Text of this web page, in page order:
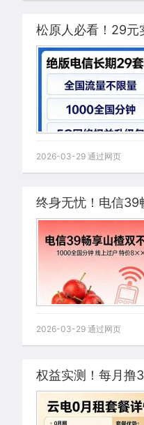
松原人必看！29元
2026-03-29 通过网页
终身无忧！电信39
2026-03-29 通过网页
权益实测！每月撸